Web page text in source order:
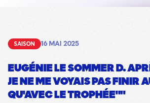
SAISON 16 MAI 2025
EUGÉNIE LE SOMMER D.
JE NE ME VOYAIS PAS FINIR
QU'AVEC LE TROPHÉE""